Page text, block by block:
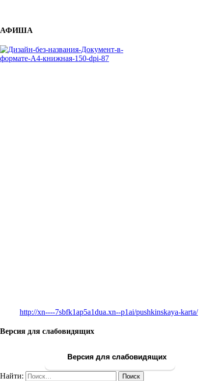
АФИША
http://xn----7sbfk1ap5a1dua.xn--p1ai/pushkinskaya-karta/
Версия для слабовидящих
Версия для слабовидящих
Найти: